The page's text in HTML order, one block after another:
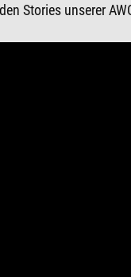
Stories unserer